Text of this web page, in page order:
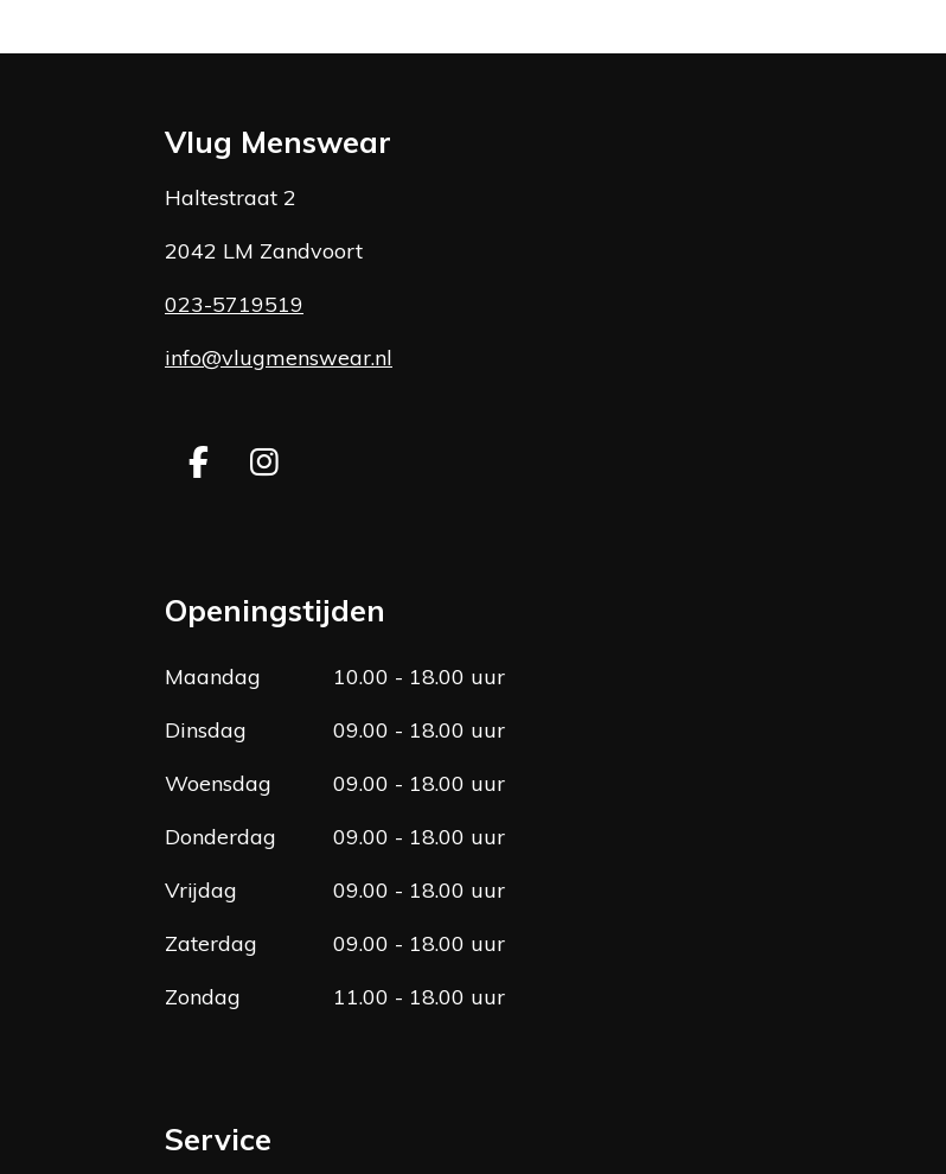
Vlug Menswear
Haltestraat 2
2042 LM Zandvoort
023-5719519
info@vlugmenswear.nl
F
b
o
I
a
g
Openingstijden
Maandag
10.00 - 18.00 uur
Dinsdag
09.00 - 18.00 uur
Woensdag
09.00 - 18.00 uur
Donderdag
09.00 - 18.00 uur
Vrijdag
09.00 - 18.00 uur
Zaterdag
09.00 - 18.00 uur
Zondag
11.00 - 18.00 uur
Service